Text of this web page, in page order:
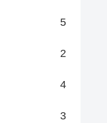
5
2
4
3